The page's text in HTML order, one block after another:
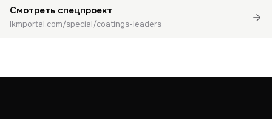
Смотреть спецпроект
lkmportal.com/special/coatings-leaders